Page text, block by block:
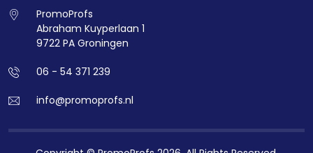
PromoProfs
Abraham Kuyperlaan 1
9722 PA Groningen
06 - 54 371 239
info@promoprofs.nl